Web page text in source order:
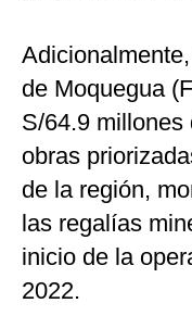
de Moquegua
S/64.9 millones
obras
de la región,
las regalías
inicio de la
2022.